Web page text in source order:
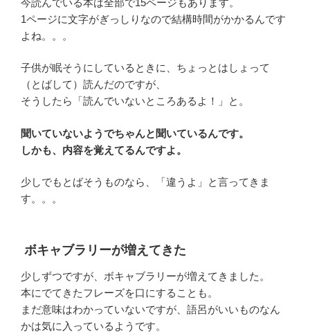
1ページに文字がぎっしりなので結構時間がかかるんです
よね。。。
子供が眠そうにしているときに、ちょっとはしょって
（とばして）読んだのですが、
そうしたら「読んでいないところあるよ！」と。
聞いていないようでちゃんと聞いているんです。
しかも、内容を覚えてるんですよ。
少しでもとばそうものなら、「違うよ」と言ってきま
す。。。
ボキャブラリーが増えてきた
少しずつですが、ボキャブラリーが増えてきました。
本にでてきたフレーズを口にすることも。
まだ意味はわかっていないですが、語呂がいいものなん
かは気に入っているようです。